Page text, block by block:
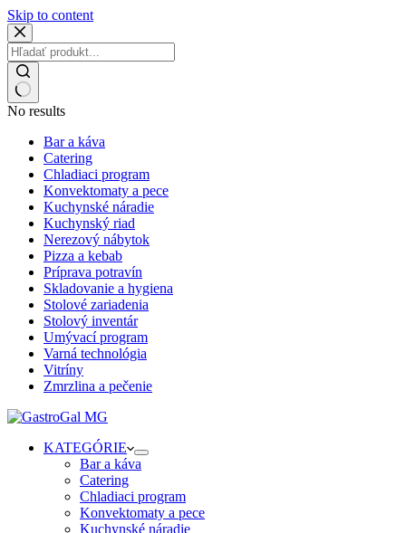
Skip to content
No results
Bar a káva
Catering
Chladiaci program
Konvektomaty a pece
Kuchynské náradie
Kuchynský riad
Nerezový nábytok
Pizza a kebab
Príprava potravín
Skladovanie a hygiena
Stolové zariadenia
Stolový inventár
Umývací program
Varná technológia
Vitríny
Zmrzlina a pečenie
KATEGÓRIE
Bar a káva
Catering
Chladiaci program
Konvektomaty a pece
Kuchynské náradie